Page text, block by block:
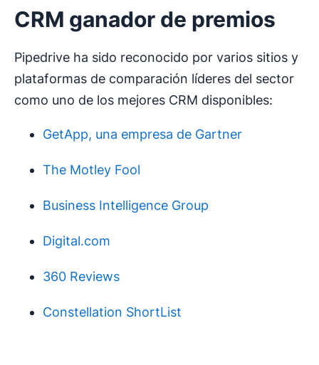
CRM ganador de premios
Pipedrive ha sido reconocido por varios sitios y
plataformas de comparación líderes del sector
como uno de los mejores CRM disponibles:
GetApp, una empresa de Gartner
The Motley Fool
Business Intelligence Group
Digital.com
360 Reviews
Constellation ShortList